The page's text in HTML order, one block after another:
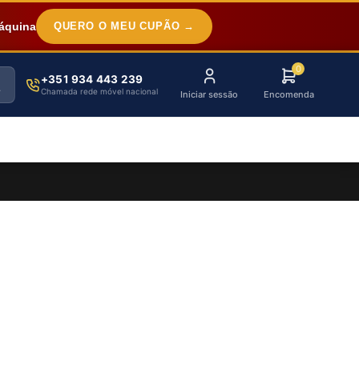
QUERO O MEU CUPÃO →
+351 934 443 239
Chamada rede móvel nacional Iniciar sessão
0
Encomenda